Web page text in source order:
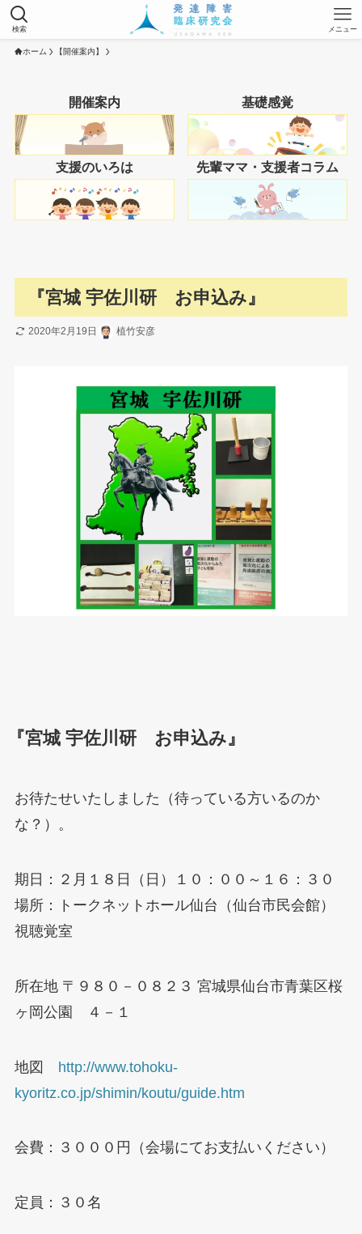
検索 メニュー
ホーム 【開催案内】
開催案内 基礎感覚
支援のいろは 先輩ママ・支援者コラム
『宮城 宇佐川研 お申込み』
2020年2月19日 植竹安彦
『宮城 宇佐川研 お申込み』
お待たせいたしました（待っている方いるのか
な？）。
期日：２月１８日（日）１０：００～１６：３０
場所：トークネットホール仙台（仙台市民会館）
視聴覚室
所在地 〒９８０－０８２３ 宮城県仙台市青葉区桜
ヶ岡公園 ４－１
地図 http://www.tohoku-
kyoritz.co.jp/shimin/koutu/guide.htm
会費：３０００円（会場にてお支払いください）
定員：３０名